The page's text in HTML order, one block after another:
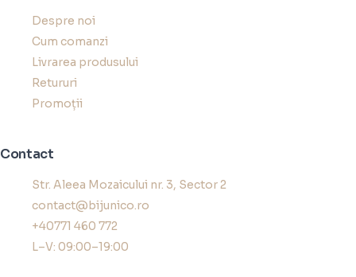
Despre noi
Cum comanzi
Livrarea produsului
Retururi
Promoții
Contact
Str. Aleea Mozaicului nr. 3, Sector 2
contact@bijunico.ro
+40771 460 772
L–V: 09:00–19:00